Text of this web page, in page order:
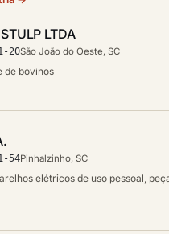
LTDA
20São João do Oeste, SC
de bovinos
54Pinhalzinho, SC
elétricos de uso pessoal,